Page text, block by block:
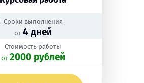
Сроки выполнения
от 4 дней
Стоимость работы
oт 2000 рублей